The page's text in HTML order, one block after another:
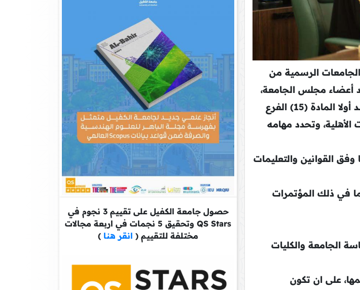
الرسمية من
أعضاء مجلس الجامعة،
يعين لمدة سنتين قابلة للتجديد لمرة واحدة وفقا للفقرة (4) البند أولا المادة (15) الفرع
وتحدد مهامه
القوانين والتعليمات
في ذلك المؤتمرات
الجامعة والكليات
على ان تكون
حصول جامعة الكفيل على تقييم 3 نجوم في
QS Stars وتحقيق 5 نجمات في اربعة مجالات
مختلفة للتقييم ( انقر هنا )